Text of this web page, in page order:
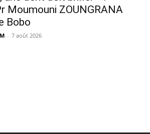
Moumouni ZOUNGRANA
Bobo
- 7 août 2026